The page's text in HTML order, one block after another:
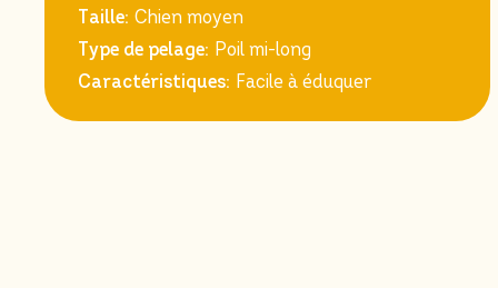
Taille: Chien moyen
Type de pelage: Poil mi-long
Caractéristiques: Facile à éduquer